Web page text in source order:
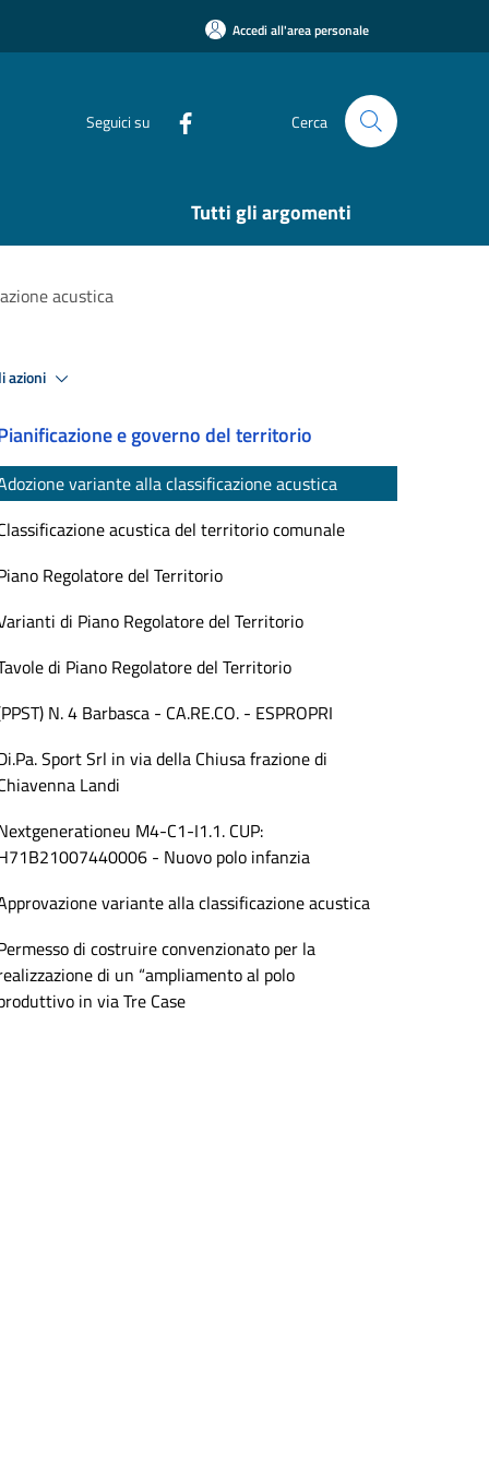
Accedi all'area personale
Seguici su Cerca
Tutti gli argomenti
acustica
azioni
e governo del territorio
variante alla classificazione acustica
acustica del territorio comunale
Regolatore del Territorio
di Piano Regolatore del Territorio
di Piano Regolatore del Territorio
N. 4 Barbasca - CA.RE.CO. - ESPROPRI
Sport Srl in via della Chiusa frazione di
Landi
M4-C1-I1.1. CUP:
- Nuovo polo infanzia
variante alla classificazione acustica
di costruire convenzionato per la
di un “ampliamento al polo
in via Tre Case